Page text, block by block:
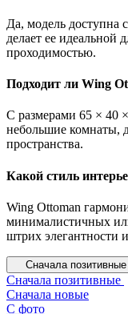
Да, модель доступна
делает ее идеальной
проходимостью.
Подходит ли Wing
С размерами 65 × 40
небольшие комнаты,
пространства.
Какой стиль
Wing Ottoman
минималистичных
штрих элегантности
Сначала позитивные
Сначала позитивные
Сначала новые
С фото